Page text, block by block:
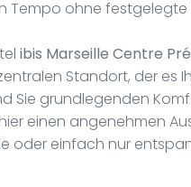
Tempo ohne festgelegte
ibis Marseille Centre
Standort, der es
Sie grundlegenden
einen angenehmen
oder einfach nur